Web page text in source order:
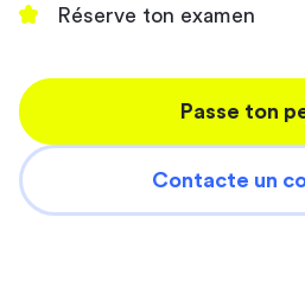
Réserve ton examen
Passe ton
Contacte un